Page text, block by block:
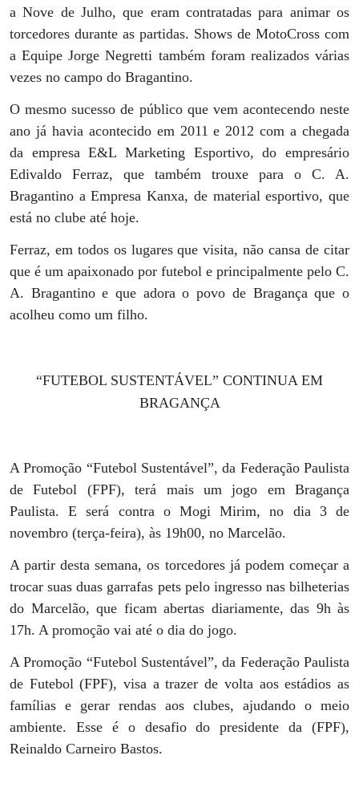
a Nove de Julho, que eram contratadas para animar os
torcedores durante as partidas. Shows de MotoCross com
a Equipe Jorge Negretti também foram realizados várias
vezes no campo do Bragantino.
O mesmo sucesso de público que vem acontecendo neste
ano já havia acontecido em 2011 e 2012 com a chegada
da empresa E&L Marketing Esportivo, do empresário
Edivaldo Ferraz, que também trouxe para o C. A.
Bragantino a Empresa Kanxa, de material esportivo, que
está no clube até hoje.
Ferraz, em todos os lugares que visita, não cansa de citar
que é um apaixonado por futebol e principalmente pelo C.
A. Bragantino e que adora o povo de Bragança que o
acolheu como um filho.
“FUTEBOL SUSTENTÁVEL” CONTINUA EM
BRAGANÇA
A Promoção “Futebol Sustentável”, da Federação Paulista
de Futebol (FPF), terá mais um jogo em Bragança
Paulista. E será contra o Mogi Mirim, no dia 3 de
novembro (terça-feira), às 19h00, no Marcelão.
A partir desta semana, os torcedores já podem começar a
trocar suas duas garrafas pets pelo ingresso nas bilheterias
do Marcelão, que ficam abertas diariamente, das 9h às
17h. A promoção vai até o dia do jogo.
A Promoção “Futebol Sustentável”, da Federação Paulista
de Futebol (FPF), visa a trazer de volta aos estádios as
famílias e gerar rendas aos clubes, ajudando o meio
ambiente. Esse é o desafio do presidente da (FPF),
Reinaldo Carneiro Bastos.